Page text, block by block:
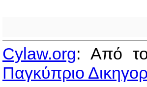
Cylaw.org: Από
Παγκύπριο